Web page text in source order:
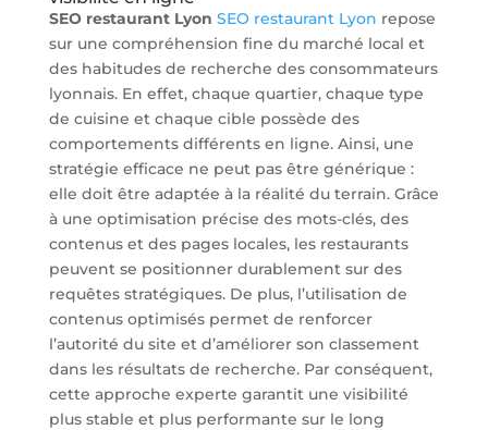
SEO restaurant Lyon SEO restaurant Lyon repose
sur une compréhension fine du marché local et
des habitudes de recherche des consommateurs
lyonnais. En effet, chaque quartier, chaque type
de cuisine et chaque cible possède des
comportements différents en ligne. Ainsi, une
stratégie efficace ne peut pas être générique :
elle doit être adaptée à la réalité du terrain. Grâce
à une optimisation précise des mots-clés, des
contenus et des pages locales, les restaurants
peuvent se positionner durablement sur des
requêtes stratégiques. De plus, l’utilisation de
contenus optimisés permet de renforcer
l’autorité du site et d’améliorer son classement
dans les résultats de recherche. Par conséquent,
cette approche experte garantit une visibilité
plus stable et plus performante sur le long